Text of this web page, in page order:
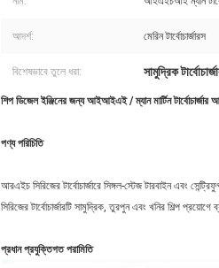
আদর্শ: মেরিন টার্বোচার্জারস
বিশেষভাবে তুলে ধরা: সামুদ্রিক
শিপ ডিজেল ইঞ্জিনের জন্য আইআইএই / ম্যান মার্টিন
পণ্য পরিচিতি
আরএইচ সিরিজের টার্বোচার্জারে সিঙ্গল-স্টেজ টারবাইন এবং
সিরিজের টার্বোচার্জারটি সামুদ্রিক, তুরপুন এবং খনির শিল্প
প্রধান প্রযুক্তিগত পরামিতি